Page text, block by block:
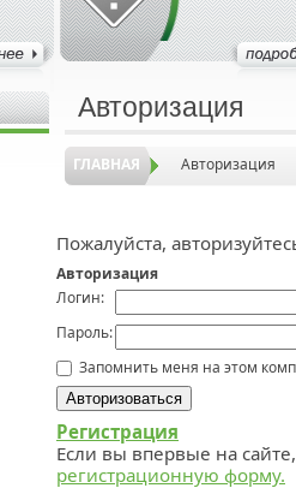
Авторизация
ГЛАВНАЯ Авторизация
Пожалуйста,
Авторизация
Логин:
Пароль:
Запомнить меня на этом
Регистрация
Если вы впервые на
регистрационную форму.